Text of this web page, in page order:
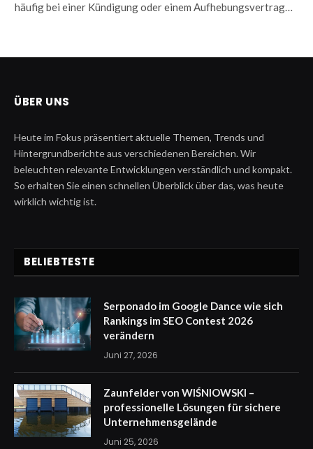
häufig bei einer Kündigung oder einem Aufhebungsvertrag…
ÜBER UNS
Heute im Fokus präsentiert aktuelle Themen, Trends und
Hintergrundberichte aus verschiedenen Bereichen. Wir
beleuchten relevante Entwicklungen verständlich und kompakt.
So erhalten Sie einen schnellen Überblick über das, was heute
wirklich wichtig ist.
BELIEBTESTE
Serponado im Google Dance wie sich
Rankings im SEO Contest 2026
verändern
Juni 27, 2026
Zaunfelder von WIŚNIOWSKI –
professionelle Lösungen für sichere
Unternehmensgelände
Juni 25, 2026